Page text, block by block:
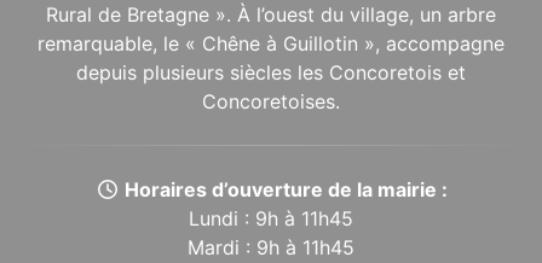
Rural de Bretagne ». À l’ouest du village, un arbre
remarquable, le « Chêne à Guillotin », accompagne
depuis plusieurs siècles les Concoretois et
Concoretoises.
Horaires d’ouverture de la mairie :
Lundi : 9h à 11h45
Mardi : 9h à 11h45